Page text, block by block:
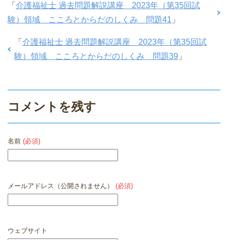
「 介護福祉士 過去問題解説講座 2023年（第35回試
験）領域 こころとからだのしくみ 問題41 」
「 介護福祉士 過去問題解説講座 2023年（第35回試
験）領域 こころとからだのしくみ 問題39 」
コメントを残す
名前 (必須)
メールアドレス（公開されません） (必須)
ウェブサイト